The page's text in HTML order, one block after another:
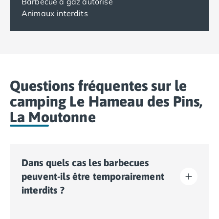
Animaux interdits
Questions fréquentes sur le
camping Le Hameau des Pins,
La Moutonne
Dans quels cas les barbecues
peuvent-ils être temporairement
interdits ?